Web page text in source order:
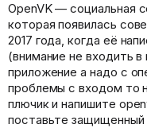
OpenVK — социальная
которая появилась
2017 года, когда её
(внимание не входить в
приложение а надо с
проблемы с входом то
плючик и напишите
поставьте защищенный